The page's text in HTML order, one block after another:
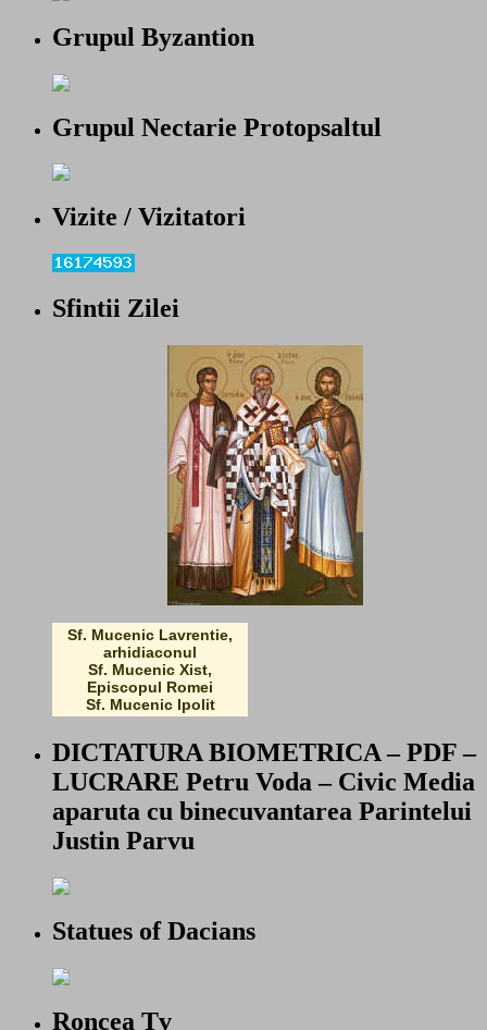
Grupul Byzantion
Grupul Nectarie Protopsaltul
Vizite / Vizitatori
Sfintii Zilei
Sf. Mucenic Lavrentie,
arhidiaconul
Sf. Mucenic Xist,
Episcopul Romei
Sf. Mucenic Ipolit
DICTATURA BIOMETRICA – PDF –
LUCRARE Petru Voda – Civic Media
aparuta cu binecuvantarea Parintelui
Justin Parvu
Statues of Dacians
Roncea Tv